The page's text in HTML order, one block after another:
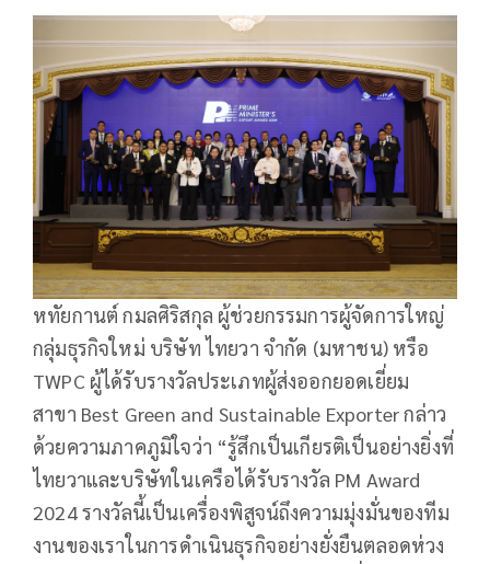
หทัยกานต์ กมลศิริสกุล ผู้ช่วยกรรมการผู้จัดการใหญ่
กลุ่มธุรกิจใหม่ บริษัท ไทยวา จำกัด (มหาชน) หรือ
TWPC ผู้ได้รับรางวัลประเภทผู้ส่งออกยอดเยี่ยม
สาขา Best Green and Sustainable Exporter กล่าว
ด้วยความภาคภูมิใจว่า “รู้สึกเป็นเกียรติเป็นอย่างยิ่งที่
ไทยวาและบริษัทในเครือได้รับรางวัล PM Award
2024 รางวัลนี้เป็นเครื่องพิสูจน์ถึงความมุ่งมั่นของทีม
งานของเราในการดำเนินธุรกิจอย่างยั่งยืนตลอดห่วง